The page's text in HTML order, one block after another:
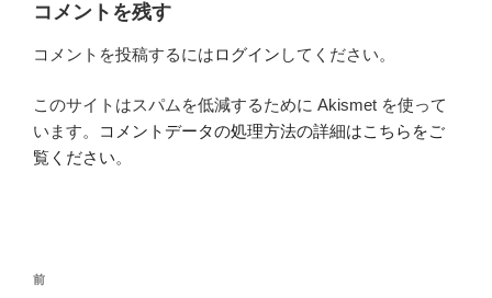
コメントを残す
コメントを投稿するにはログイン してください。
このサイトはスパムを低減するために Akismet を使って
います。
コメントデータの処理方法の詳細はこちらをご
覧ください。
投
前
前